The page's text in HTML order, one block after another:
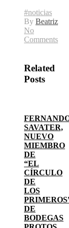
#noticias
By Beatriz
No
Comments
Related
Posts
SAVATER,
NUEVO
MIEMBRO
DE
“EL
CÍRCULO
DE
LOS
DE
BODEGAS